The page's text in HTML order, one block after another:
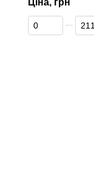
Ціна, грн
Від Ціна, грн
До Ціна, грн